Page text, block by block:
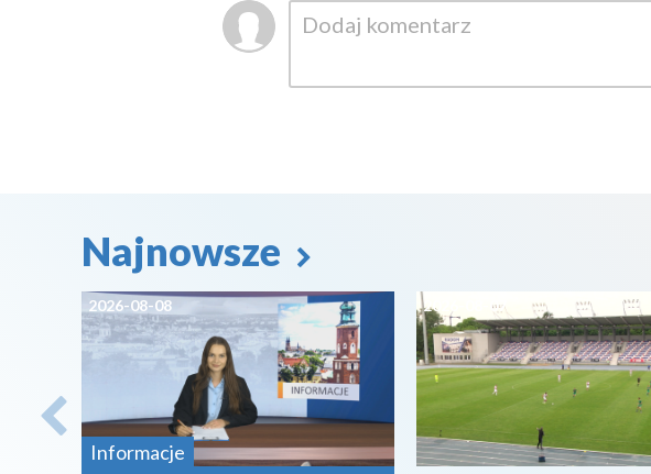
Najnowsze
2026-08-08
Informacje
2026-08-07